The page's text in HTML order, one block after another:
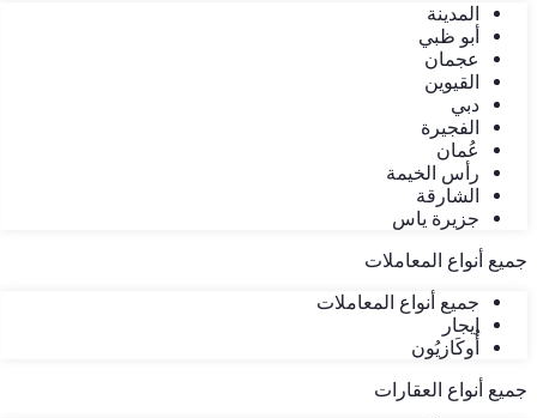
المدينة
أبو ظبي
عجمان
القيوين
دبي
الفجيرة
عُمان
رأس الخيمة
الشارقة
جزيرة ياس
جميع أنواع المعاملات
جميع أنواع المعاملات
إيجار
أُوكَازيُون
جميع أنواع العقارات